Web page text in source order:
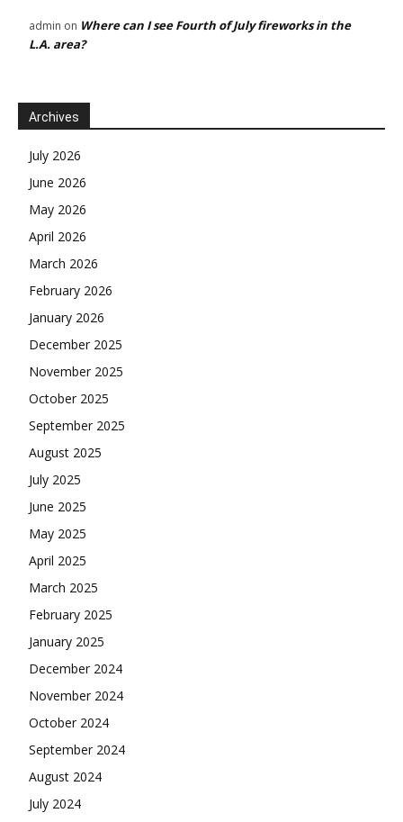
admin on Where can I see Fourth of July fireworks in the
L.A. area?
Archives
July 2026
June 2026
May 2026
April 2026
March 2026
February 2026
January 2026
December 2025
November 2025
October 2025
September 2025
August 2025
July 2025
June 2025
May 2025
April 2025
March 2025
February 2025
January 2025
December 2024
November 2024
October 2024
September 2024
August 2024
July 2024